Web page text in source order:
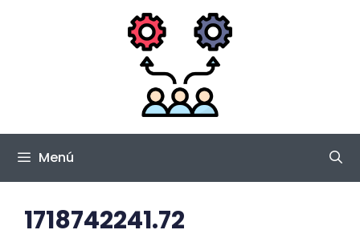
Menú
1718742241.72